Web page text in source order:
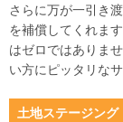
さらに万が一引き
を補償してくれま
はゼロではありま
い方にピッタリな
土地ステージング